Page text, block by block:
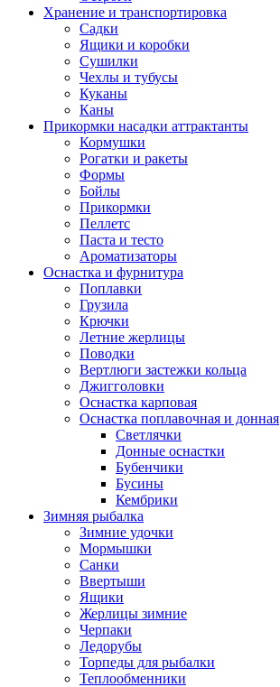
Хранение и транспортировка
Садки
Ящики и коробки
Сушилки
Чехлы и тубусы
Куканы
Каны
Прикормки насадки аттрактанты
Кормушки
Рогатки и ракеты
Формы
Бойлы
Прикормки
Пеллетс
Паста и тесто
Ароматизаторы
Оснастка и фурнитура
Поплавки
Грузила
Крючки
Летние жерлицы
Поводки
Вертлюги застежки кольца
Джигголовки
Оснастка карповая
Оснастка поплавочная и донная
Светлячки
Донные оснастки
Бубенчики
Бусины
Кембрики
Зимняя рыбалка
Зимние удочки
Мормышки
Санки
Ввертыши
Ящики
Жерлицы зимние
Черпаки
Ледорубы
Торпеды для рыбалки
Теплообменники